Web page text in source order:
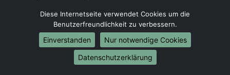
Umzüge-Deutschlandweit
Umzug von Göttingen nach Berlin
Umzug von Göttingen nach Hamburg
Umzug von Göttingen nach München
Diese Internetseite verwendet Cookies um die
Benutzerfreundlichkeit zu verbessern.
Einverstanden
Nur notwendige Cookies
Datenschutzerklärung